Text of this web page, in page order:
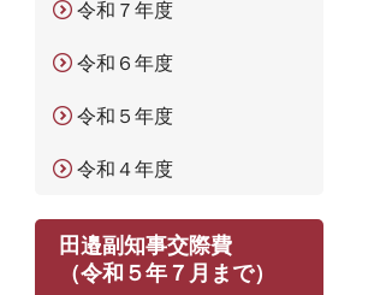
令和７年度
令和６年度
令和５年度
令和４年度
田邉副知事交際費
（令和５年７月まで）